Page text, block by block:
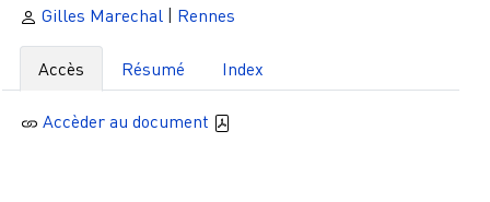
Gilles Marechal | Rennes
Accès Résumé Index
Accèder au document